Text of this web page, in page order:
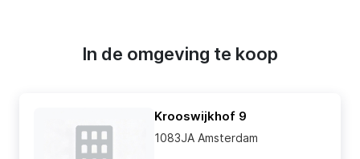
In de omgeving te koop
Krooswijkhof 9
1083JA Amsterdam